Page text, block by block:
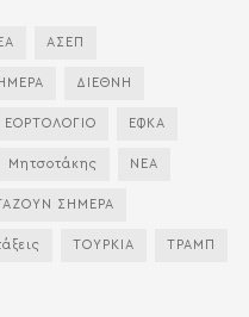
ΑΣΕΠ
ΔΙΕΘΝΗ
ΕΟΡΤΟΛΟΓΙΟ ΕΦΚΑ
Μητσοτάκης ΝΕΑ
ΣΗΜΕΡΑ
ΤΟΥΡΚΙΑ ΤΡΑΜΠ